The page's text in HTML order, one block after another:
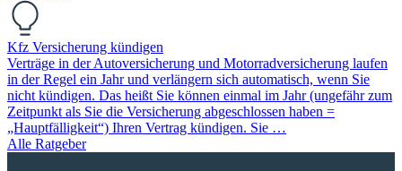
Kfz Versicherung kündigen
Verträge in der Autoversicherung und Motorradversicherung laufen
in der Regel ein Jahr und verlängern sich automatisch, wenn Sie
nicht kündigen. Das heißt Sie können einmal im Jahr (ungefähr zum
Zeitpunkt als Sie die Versicherung abgeschlossen haben =
„Hauptfälligkeit“) Ihren Vertrag kündigen. Sie …
Alle Ratgeber